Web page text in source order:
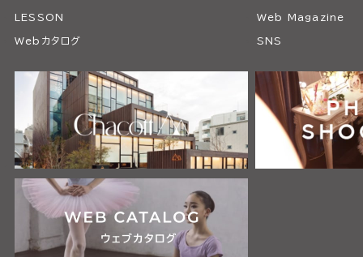
LESSON Web Magazine
Webカタログ SNS